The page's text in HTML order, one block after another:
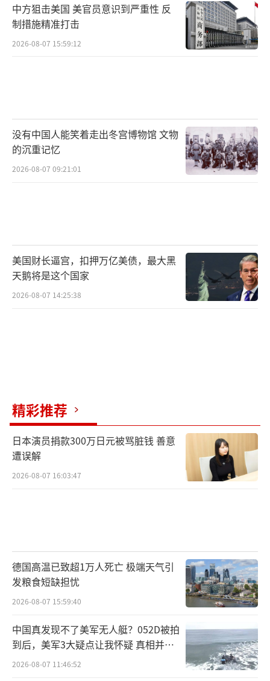
中方狙击美国 美官员意识到严重性 反
制措施精准打击
2026-08-07 15:59:12
没有中国人能笑着走出冬宫博物馆 文物
的沉重记忆
2026-08-07 09:21:01
美国财长逼宫，扣押万亿美债，最大黑
天鹅将是这个国家
2026-08-07 14:25:38
精彩推荐
日本演员捐款300万日元被骂脏钱 善意
遭误解
2026-08-07 16:03:47
德国高温已致超1万人死亡 极端天气引
发粮食短缺担忧
2026-08-07 15:59:40
中国真发现不了美军无人艇？052D被拍
到后，美军3大疑点让我怀疑 真相并非
如此
2026-08-07 11:46:52